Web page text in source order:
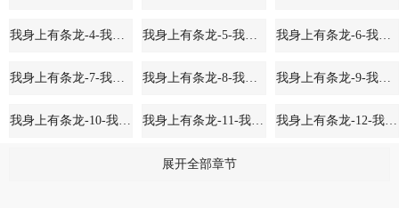
我身上有条龙-4-我身上有条龙第4话 他竟也是修仙者6 我身上有条龙-5-我身上有条龙第5话 太乙神针6 我身上有条龙-6-我身上有条龙第6话 家人安好？6
我身上有条龙-7-我身上有条龙第7话 六道书6 我身上有条龙-8-我身上有条龙第8话 天心指6 我身上有条龙-9-我身上有条龙第9话 告状6
我身上有条龙-10-我身上有条龙第10话 深夜出门6 我身上有条龙-11-我身上有条龙第11话 郊区赛车场6 我身上有条龙-12-我身上有条龙第12话 野外迷情6
展开全部章节